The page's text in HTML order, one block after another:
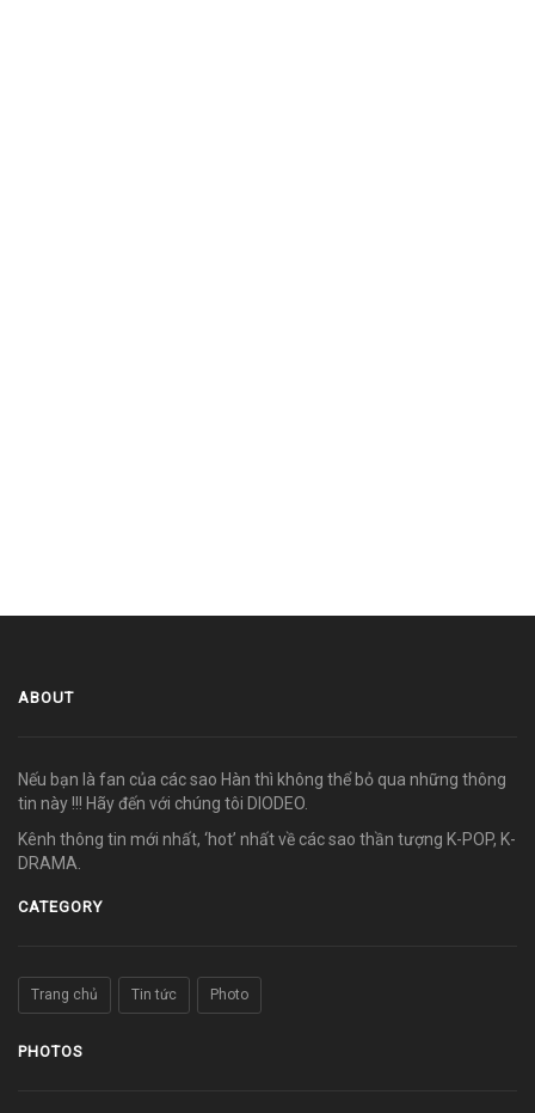
ABOUT
Nếu bạn là fan của các sao Hàn thì không thể bỏ qua những thông
tin này !!! Hãy đến với chúng tôi DIODEO.
Kênh thông tin mới nhất, ‘hot’ nhất về các sao thần tượng K-POP, K-
DRAMA.
CATEGORY
Trang chủ Tin tức Photo
PHOTOS